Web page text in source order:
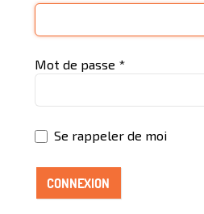
Mot de passe *
Se rappeler de moi
CONNEXION